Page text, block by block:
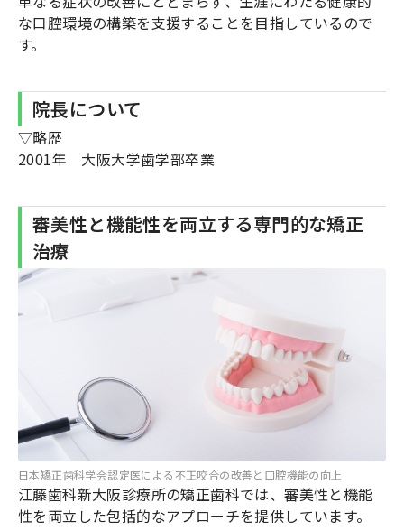
な口腔環境の構築を支援することを目指しているので
す。
院長について
▽略歴
2001年 大阪大学歯学部卒業
審美性と機能性を両立する専門的な矯正
治療
日本矯正歯科学会認定医による不正咬合の改善と口腔機能の向上
江藤歯科新大阪診療所の矯正歯科では、審美性と機能
性を両立した包括的なアプローチを提供しています。